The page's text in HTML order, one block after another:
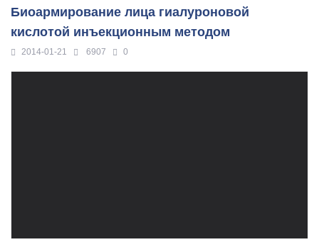
Биоармирование лица гиалуроновой
кислотой инъекционным методом
2014-01-21 6907 0